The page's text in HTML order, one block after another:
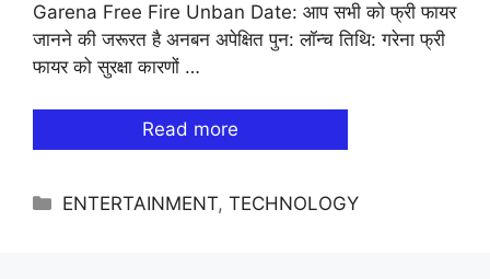
Garena Free Fire Unban Date: आप सभी को फ्री फायर
जानने की जरूरत है अनबन अपेक्षित पुन: लॉन्च तिथि: गरेना फ्री
फायर को सुरक्षा कारणों …
Read more
Categories
ENTERTAINMENT,TECHNOLOGY